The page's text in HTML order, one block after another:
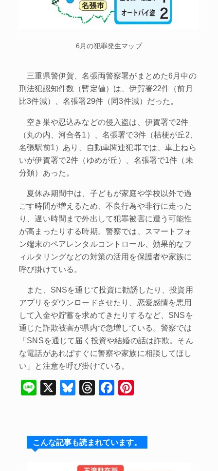
6月の犯罪発生マップ
三重県警伊賀、名張両警察署がまとめた6月中の
刑法犯認知件数（暫定値）は、伊賀署22件（前月
比3件減）、名張署29件（同3件減）だった。
空き巣や忍込みなどの侵入盗は、伊賀署で2件
（丸の内、河合各1）、名張署で3件（桔梗が丘2、
名張駅前1）あり、自動車関連犯罪では、車上ねら
いが伊賀署で2件（ゆめが丘）、名張署で1件（未
分類）あった。
夏休み期間中は、子どもが家庭や学校以外で過
ごす時間が増えるため、不良行為や非行に走った
り、遅い時間まで外出して犯罪被害に遭う可能性
が高まったりする時期。警察では、スマートフォ
ン端末のペアレンタルコントロール、効果的なフ
ィルタリングなどの対策の活用を保護者や家族に
呼び掛けている。
また、SNSを通じて投資に勧誘したり、投資用
アプリをダウンロードさせたり、恋愛感情を悪用
して入金や貯蓄を求めてきたりするなど、SNSを
通じた詐欺被害が県内で急増している。警察では
「SNSを通じて届く投資や結婚の話は詐欺。そん
な電話があればすぐに警察や家族に相談してほし
い」と注意を呼び掛けている。
Li
X
Bl
s
k
y
T
a
d
s
F
e
b
o
e
st
こんな記事も読まれています。